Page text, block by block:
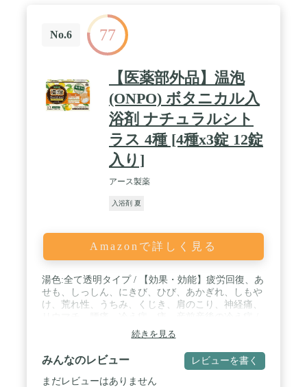
包 / [香り] 天然生薬の香り / [湯色] 無色 / [販売名]
温浴素じっこう８ａ【医薬部外品】 / [ご注意] 本品
には浴槽・風呂釜をいためるイオウは入っておりま
せん。 全自動給湯器や24時間風呂の場合、機種によ
ってはご使用になれない場合があります。お使いの
機種の説明書をご確認の上ご使用ください。 洗髪・
洗顔にもお使いになれますが、すすぎは清水で行っ
てください。 残り湯で洗濯はできません。
No.6 77
【医薬部外品】温泡
(ONPO) ボタニカル入
浴剤 ナチュラルシト
ラス 4種 [4種x3錠 12錠
入り]
アース製薬
入浴剤 夏
Amazonで詳しく見る
湯色:全て透明タイプ / 【効果・効能】疲労回復、あ
せも、しっしん、にきび、ひび、あかぎれ、しもや
け、荒れ性、うちみ、くじき、肩のこり、神経痛、
メーカー:アース製薬株式会社 / 生産国:日本 / 内容
量:12錠 / やさしい無添加タイプ ・合成着色料フリ
ー ・パラベンフリー ・アルコールフリー
続きを見る
みんなのレビュー レビューを書く
まだレビューはありません